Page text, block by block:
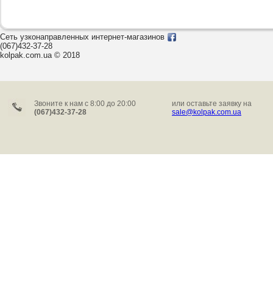
Сеть узконаправленных интернет-магазинов
(067)432-37-28
kolpak.com.ua © 2018
Звоните к нам c 8:00 до 20:00
(067)432-37-28
или оставьте заявку на
sale@kolpak.com.ua